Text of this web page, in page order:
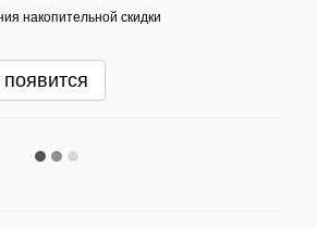
накопительной скидки